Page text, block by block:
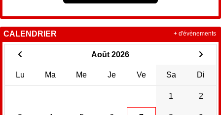
CALENDRIER
Août 2026
Lu Ma Me Je Ve Sa Di
1 2
+ d'évènements